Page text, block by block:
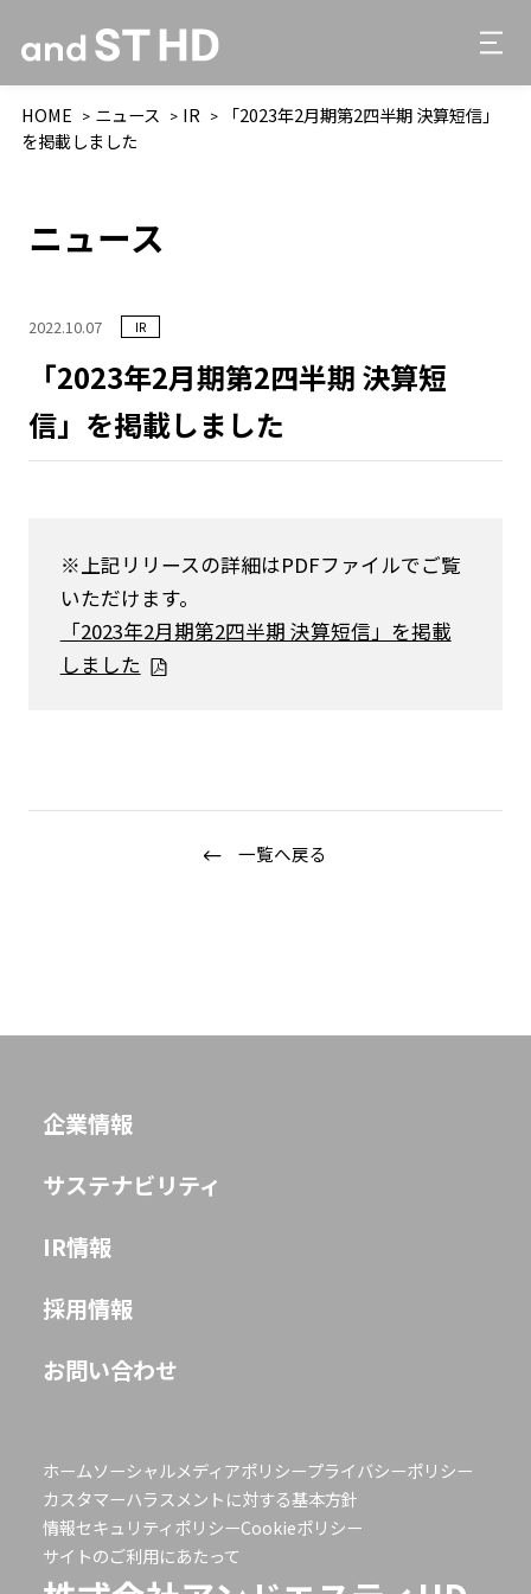
サステナビリティ
HOME ニュース IR
「2023年2月期第2四半期 決算短信」
を掲載しました
ニュース
2022.10.07 IR
「2023年2月期第2四半期 決算短
信」を掲載しました
※上記リリースの詳細はPDFファイルでご覧
いただけます。
「2023年2月期第2四半期 決算短信」を掲載
しました
一覧へ戻る
企業情報
サステナビリティ
IR情報
採用情報
お問い合わせ
ホームソーシャルメディアポリシープライバシーポリシー
カスタマーハラスメントに対する基本方針
情報セキュリティポリシーCookieポリシー
サイトのご利用にあたって